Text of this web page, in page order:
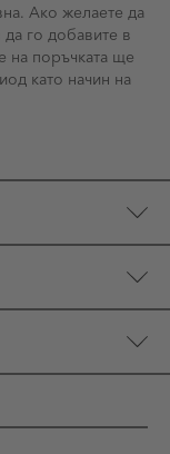
Ако желаете да
го добавите в
на поръчката ще
като начин на